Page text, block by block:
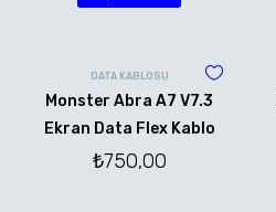
DATA KABLOSU
Monster Abra A7 V7.3
Ekran Data Flex Kablo
₺750,00